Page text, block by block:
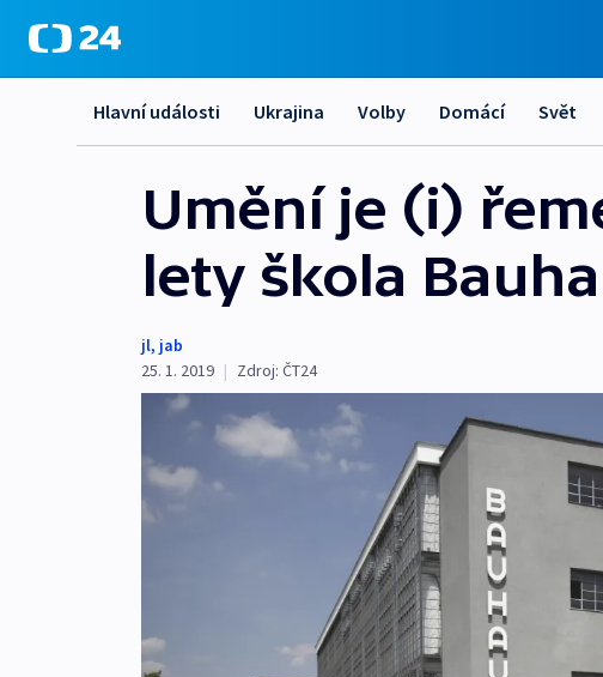
Hlavní události Ukrajina Volby Domácí Svět
Umění je (i)
lety škola
jl, jab
25. 1. 2019 | Zdroj: ČT24